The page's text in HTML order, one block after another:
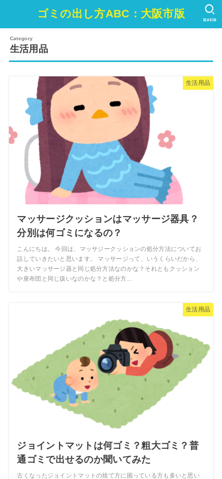
ゴミの出し方ABC：大阪市版 SEARCH
生活用品
生活用品
マッサージクッションはマッサージ器具？
分別は何ゴミになるの？
こんにちは。 今回は、マッサジークッションの処分方法についてお
話していきたいと思います。 マッサージって、いうくらいだから、
大きいマッサージ器と同じ処分方法なのかな？それともクッション
や座布団と同じ扱いなのかな？と処分方...
生活用品
ジョイントマットは何ゴミ？粗大ゴミ？普
通ゴミで出せるのか聞いてみた
古くなったジョイントマットの捨て方に困っている方も多いと思い